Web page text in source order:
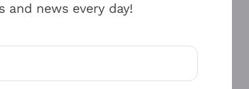
and news every day!